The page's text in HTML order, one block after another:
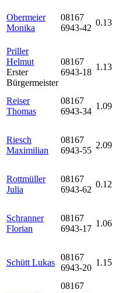
Obermeier
Monika
08167
6943-42
0.13
Priller
Helmut
Erster
Bürgermeister
08167
6943-18
1.13
Reiser
Thomas
08167
6943-34
1.09
Riesch
Maximilian
08167
6943-55
2.09
Rottmüller
Julia
08167
6943-62
0.12
Schranner
Florian
08167
6943-17
1.06
Schütt Lukas
08167
6943-20
1.15
08167